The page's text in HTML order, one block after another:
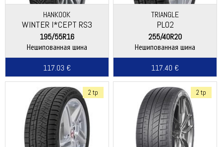
HANKOOK
WINTER I*CEPT RS3
(W462)
195/55R16
Нешипованная шина
117.03 €
TRIANGLE
PL02
255/40R20
Нешипованная шина
117.40 €
2 tp 2 tp